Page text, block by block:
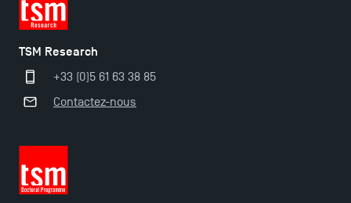
2025 !
Ouverture des candidatures en Master pour 2024-
2025
Candidatez en Licence 2 et Licence 3 pour l’année
2024-2025 à TSM !
TSM Research
+33 (0)5 61 63 38 85
Contactez-nous